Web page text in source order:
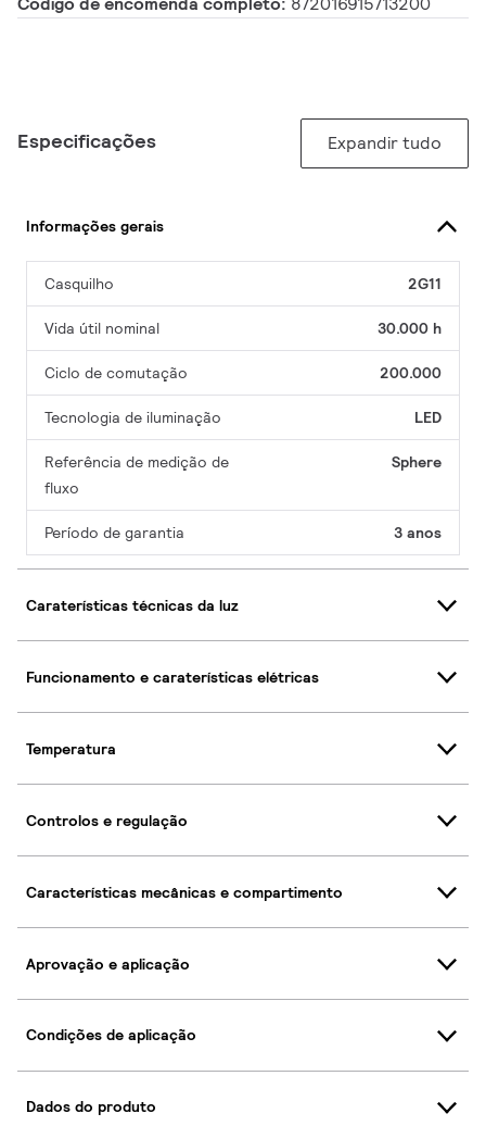
Especificações Expandir tudo
Informações gerais
Casquilho 2G11
Vida útil nominal 30.000 h
Ciclo de comutação 200.000
Tecnologia de iluminação LED
Referência de medição de
fluxo
Sphere
Período de garantia 3 anos
Caraterísticas técnicas da luz
Funcionamento e caraterísticas elétricas
Temperatura
Controlos e regulação
Características mecânicas e compartimento
Aprovação e aplicação
Condições de aplicação
Dados do produto